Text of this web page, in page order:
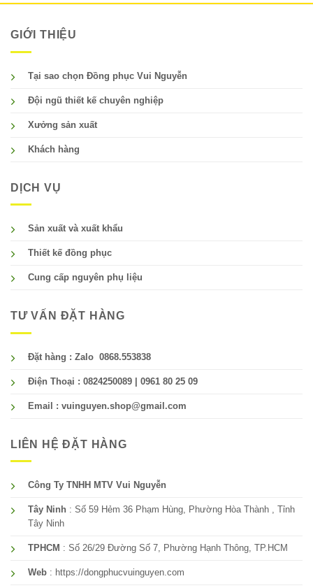
GIỚI THIỆU
Tại sao chọn Đồng phục Vui Nguyễn
Đội ngũ thiết kế chuyên nghiệp
Xưởng sản xuất
Khách hàng
DỊCH VỤ
Sản xuất và xuất khẩu
Thiết kế đồng phục
Cung cấp nguyên phụ liệu
TƯ VẤN ĐẶT HÀNG
Đặt hàng : Zalo 0868.553838
Điện Thoại : 0824250089 | 0961 80 25 09
Email : vuinguyen.shop@gmail.com
LIÊN HỆ ĐẶT HÀNG
Công Ty TNHH MTV Vui Nguyễn
Tây Ninh : Số 59 Hẻm 36 Phạm Hùng, Phường Hòa Thành , Tỉnh
Tây Ninh
TPHCM : Số 26/29 Đường Số 7, Phường Hạnh Thông, TP.HCM
Web : https://dongphucvuinguyen.com